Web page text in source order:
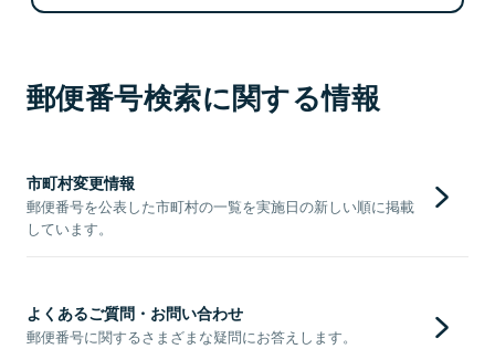
郵便番号検索に関する情報
市町村変更情報
郵便番号を公表した市町村の一覧を実施日の新しい順に掲載
しています。
よくあるご質問・お問い合わせ
郵便番号に関するさまざまな疑問にお答えします。